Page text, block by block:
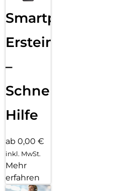
Smartphone
Ersteinrichtung
–
Schnelle
Hilfe
ab 0,00 €
inkl. MwSt.
Mehr
erfahren